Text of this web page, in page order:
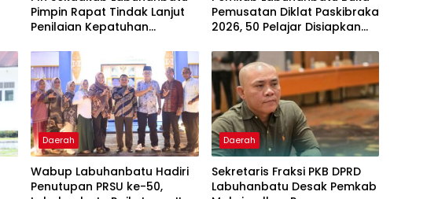
Pimpin Rapat Tindak Lanjut
Penilaian Kepatuhan
Ombudsman RI 2026
Pemusatan Diklat Paskibraka
2026, 50 Pelajar Disiapkan
Daerah
Wabup Labuhanbatu Hadiri
Penutupan PRSU ke-50,
Daerah
Sekretaris Fraksi PKB DPRD
Labuhanbatu Desak Pemkab